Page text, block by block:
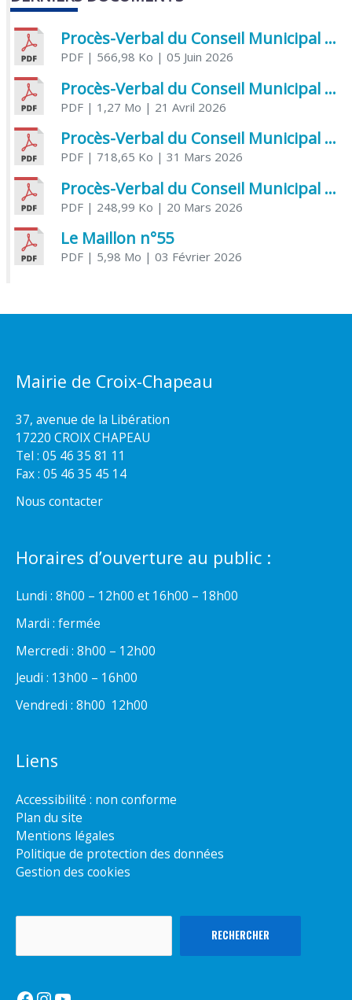
Procès-Verbal du Conseil Municipal du 5 juin 2026
PDF| 566,98 Ko | 05 Juin 2026
Procès-Verbal du Conseil Municipal du 21 avril 2026
PDF| 1,27 Mo | 21 Avril 2026
Procès-Verbal du Conseil Municipal du 31 mars 2026
PDF| 718,65 Ko | 31 Mars 2026
Procès-Verbal du Conseil Municipal du 20 mars 2026
PDF| 248,99 Ko | 20 Mars 2026
Le Maillon n°55
PDF| 5,98 Mo | 03 Février 2026
Mairie de Croix-Chapeau
37, avenue de la Libération
17220 CROIX CHAPEAU
Tel : 05 46 35 81 11
Fax : 05 46 35 45 14
Nous contacter
Horaires d’ouverture au public :
Lundi : 8h00 – 12h00 et 16h00 – 18h00
Mardi : fermée
Mercredi : 8h00 – 12h00
Jeudi : 13h00 – 16h00
Vendredi : 8h00  12h00
Liens
Accessibilité : non conforme
Plan du site
Mentions légales
Politique de protection des données
Gestion des cookies
RECHERCHER